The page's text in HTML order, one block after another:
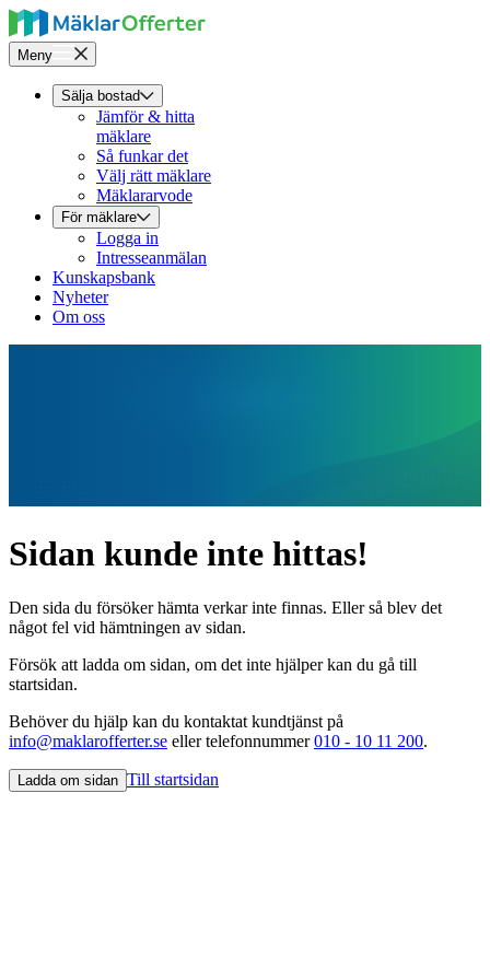
Meny
Sälja bostad
Jämför & hitta
mäklare
Så funkar det
Välj rätt mäklare
Mäklararvode
För mäklare
Logga in
Intresseanmälan
Kunskapsbank
Nyheter
Om oss
Sidan kunde inte hittas!
Den sida du försöker hämta verkar inte finnas. Eller så blev det
något fel vid hämtningen av sidan.
Försök att ladda om sidan, om det inte hjälper kan du gå till
startsidan.
Behöver du hjälp kan du kontaktat kundtjänst på
info@maklarofferter.se eller telefonnummer010 - 10 11 200.
Ladda om sidan Till startsidan